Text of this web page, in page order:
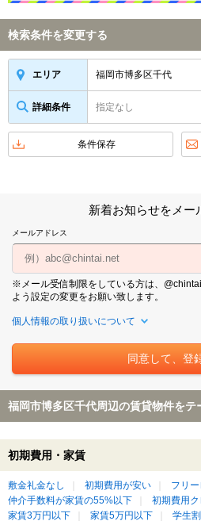
検索条件を変更する
エリア 福岡市博多区千代
詳細条件 指定なし
条件保存
新着お知らせをメー
メールアドレス
※メール受信制限をしている方は、
よう設定の変更をお願い致します。
個人情報の取り扱いについて
福岡市博多区千代周辺の賃貸物件を
初期費用・家賃
敷金礼金なし 初期費用が安い フリー
仲介手数料が家賃の55%以下
初期費用
家賃3万円以下
家賃5万円以下 学生